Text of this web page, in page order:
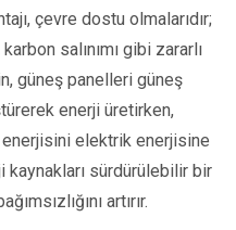
çevre dostu olmalarıdır;
salınımı gibi zararlı
güneş panelleri güneş
enerji üretirken,
elektrik enerjisine
kaynakları sürdürülebilir bir
artırır.